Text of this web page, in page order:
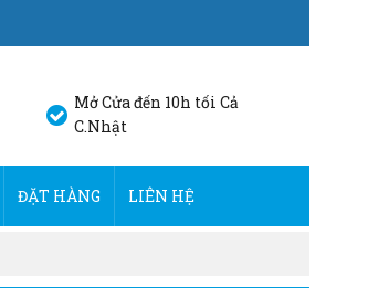
Mở Cửa đến 10h tối Cả
C.Nhật
ĐẶT HÀNG LIÊN HỆ